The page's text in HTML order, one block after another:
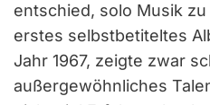
entschied, solo Musik
erstes selbstbetiteltes
Jahr 1967, zeigte zwar
außergewöhnliches